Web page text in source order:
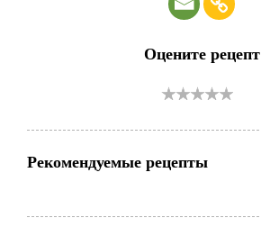
Оцените рецепт
Рекомендуемые рецепты